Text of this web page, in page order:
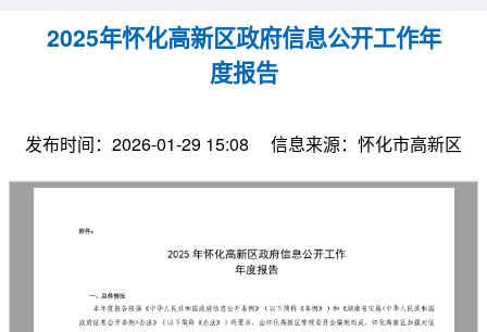
2025年怀化高新区政府信息公开工作年
度报告
发布时间：2026-01-29 15:08 信息来源：怀化市高新区